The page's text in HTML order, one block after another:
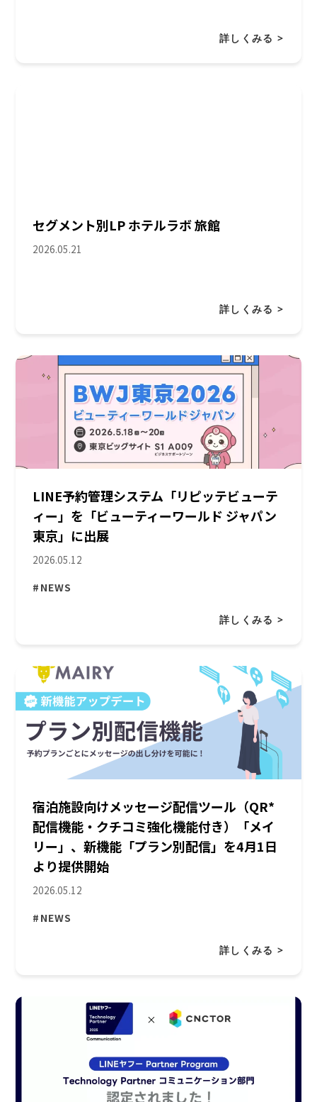
詳しくみる >
セグメント別LP ホテルラボ 旅館
2026.05.21
詳しくみる >
LINE予約管理システム「リピッテビューテ
ィー」を「ビューティーワールド ジャパン
東京」に出展
2026.05.12
#NEWS
詳しくみる >
宿泊施設向けメッセージ配信ツール（QR*
配信機能・クチコミ強化機能付き）「メイ
リー」、新機能「プラン別配信」を4月1日
より提供開始
2026.05.12
#NEWS
詳しくみる >